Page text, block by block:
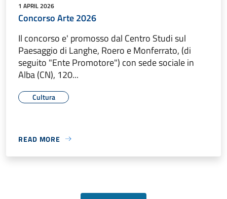
1 APRIL 2026
Concorso Arte 2026
Il concorso e' promosso dal Centro Studi sul
Paesaggio di Langhe, Roero e Monferrato, (di
seguito "Ente Promotore") con sede sociale in
Alba (CN), 120...
Cultura
READ MORE